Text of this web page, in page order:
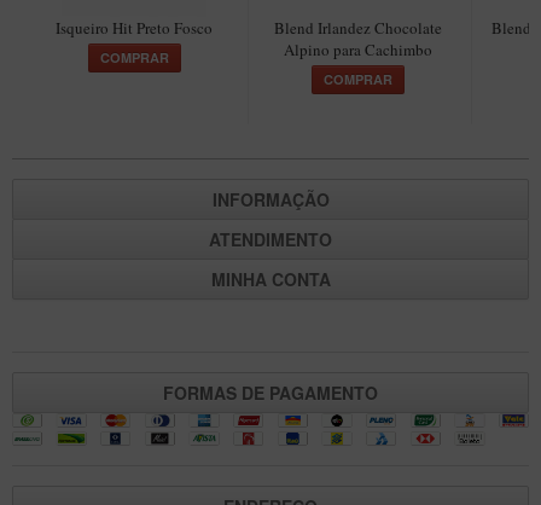
Churchwarden – Briar Italiano
Jateado
Isqueiro Hit Preto Fosco
COMPRAR
Blend Irlandez Chocolate
Alpino para Cachimbo
COMPRAR
Blend
INFORMAÇÃO
ATENDIMENTO
MINHA CONTA
FORMAS DE PAGAMENTO